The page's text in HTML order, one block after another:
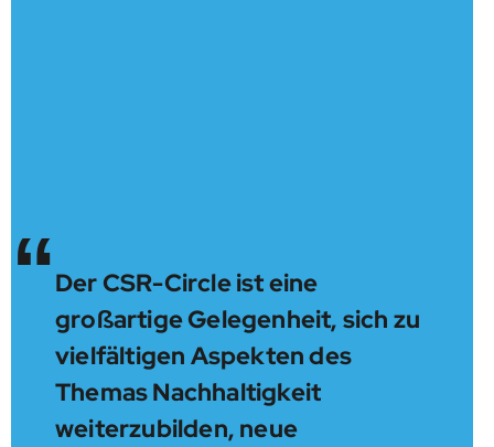
“Der CSR-Circle ist eine
großartige Gelegenheit, sich zu
vielfältigen Aspekten des
Themas Nachhaltigkeit
weiterzubilden, neue